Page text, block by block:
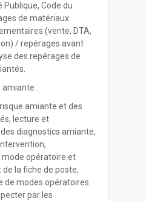
Publique, Code du
de matériaux
(vente, DTA,
/ repérages avant
des repérages de
amiante :
amiante et des
lecture et
diagnostics amiante,
opératoire et
la fiche de poste,
de modes opératoires
par les